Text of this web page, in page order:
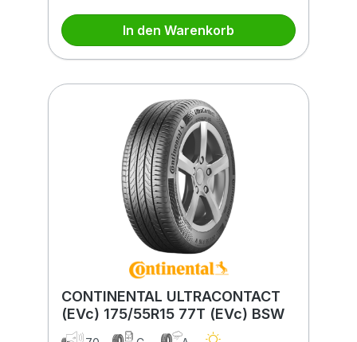
In den Warenkorb
CONTINENTAL ULTRACONTACT
(EVc) 175/55R15 77T (EVc) BSW